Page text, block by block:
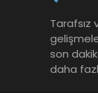
Tarafsız
son
daha